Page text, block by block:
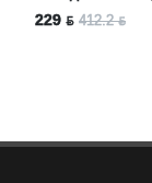
229 ƃ 412.2 ƃ